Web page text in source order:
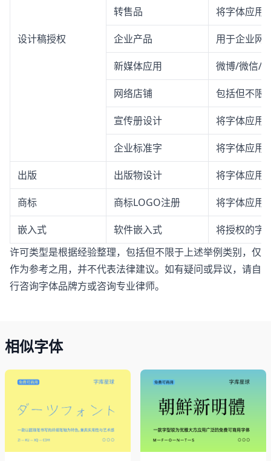
设计稿授权
转售品 将字体应用
企业产品 用于企业网
新媒体应用 微博/微信/
网络店铺 包括但不限
宣传册设计 将字体应用
企业标准字 将字体应用
出版 出版物设计 将字体应用
商标 商标LOGO注册 将字体应用
嵌入式 软件嵌入式
将授权的字
许可类型是根据经验整理，包括但不限于上述举例类别，仅
作为参考之用，并不代表法律建议。如有疑问或异议，请自
行咨询字体品牌方或咨询专业律师。
相似字体